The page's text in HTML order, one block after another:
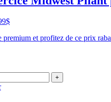
$Plage
prix :
premium et profitez de ce prix
+